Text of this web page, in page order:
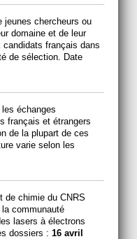
jeunes chercheurs ou
domaine et de leur
candidats français dans
de sélection. Date
échanges
français et étrangers
de la plupart de ces
varie selon les
de chimie du CNRS
communauté
lasers à électrons
dossiers : 16 avril